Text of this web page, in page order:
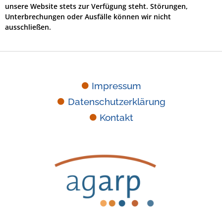
unsere Website stets zur Verfügung steht. Störungen,
Unterbrechungen oder Ausfälle können wir nicht
ausschließen.
Impressum
Datenschutzerklärung
Kontakt